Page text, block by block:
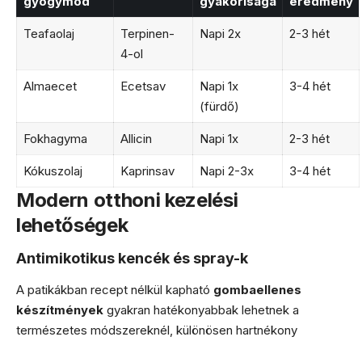
Teafaolaj
Terpinen-
4-ol
Napi 2x 2-3 hét
Almaecet Ecetsav
Napi 1x
(fürdő)
3-4 hét
Fokhagyma Allicin Napi 1x 2-3 hét
Kókuszolaj Kaprinsav Napi 2-3x 3-4 hét
Modern otthoni kezelési
lehetőségek
Antimikotikus kencék és spray-k
A patikákban recept nélkül kapható gombaellenes
készítmények gyakran hatékonyabbak lehetnek a
természetes módszereknél, különösen hartnékony